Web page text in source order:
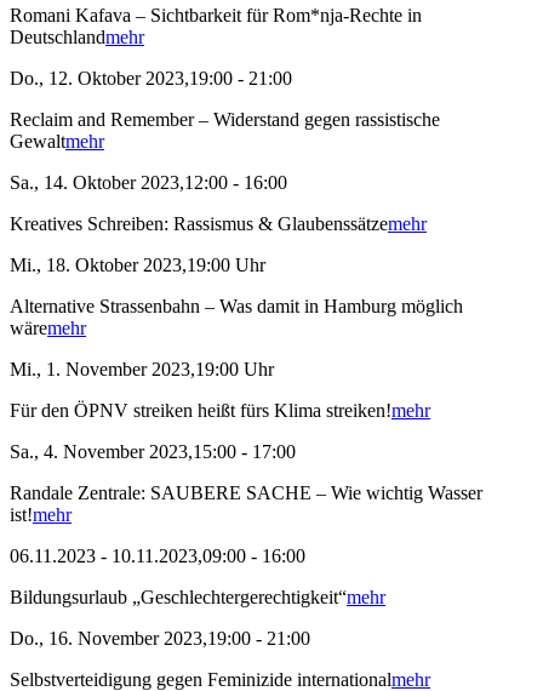
Romani Kafava – Sichtbarkeit für Rom*nja-Rechte in
Deutschlandmehr
Do., 12. Oktober 2023,19:00 - 21:00
Reclaim and Remember – Widerstand gegen rassistische
Gewaltmehr
Sa., 14. Oktober 2023,12:00 - 16:00
Kreatives Schreiben: Rassismus & Glaubenssätzemehr
Mi., 18. Oktober 2023,19:00 Uhr
Alternative Strassenbahn – Was damit in Hamburg möglich
wäremehr
Mi., 1. November 2023,19:00 Uhr
Für den ÖPNV streiken heißt fürs Klima streiken!mehr
Sa., 4. November 2023,15:00 - 17:00
Randale Zentrale: SAUBERE SACHE – Wie wichtig Wasser
ist!mehr
06.11.2023 - 10.11.2023,09:00 - 16:00
Bildungsurlaub „Geschlechtergerechtigkeit“mehr
Do., 16. November 2023,19:00 - 21:00
Selbstverteidigung gegen Feminizide internationalmehr